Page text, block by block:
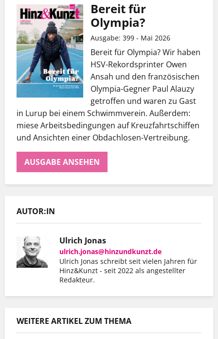
Bereit für
Olympia?
Ausgabe: 399 - Mai 2026
Bereit für Olympia? Wir haben
HSV-Rekordsprinter Owen
Ansah und den französischen
Olympia-Gegner Paul Alauzy
getroffen und waren zu Gast
in Lurup bei einem Schwimmverein. Außerdem:
miese Arbeitsbedingungen auf Kreuzfahrtschiffen
und Ansichten einer Obdachlosen-Vertreibung.
AUSGABE ANSEHEN
AUTOR:IN
Ulrich Jonas
ulrich.jonas@hinzundkunzt.de
Ulrich Jonas schreibt seit vielen Jahren für
Hinz&Kunzt - seit 2022 als angestellter
Redakteur.
WEITERE ARTIKEL ZUM THEMA